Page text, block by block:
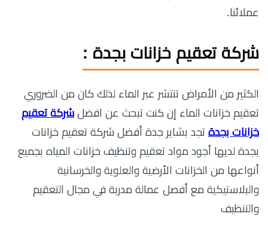
عملائنا.
شركة تعقيم خزانات بجدة :
الكثير من الأمراض تنتشر عبر الماء لذلك كان من الضروري
تعقيم خزانات الماء إن كنت تبحث عن افضل شركة تعقيم
خزانات بجدة تجد بشاير جدة أفضل شركة تعقيم خزانات
بجدة لديها أجود مواد تعقيم وتنظيف خزانات المياه بجميع
أنواعها من الخزانات الأرضية والعلوية والخرسانية
والبلاستيكية مع أفصل عمالة مدربة في مجال التعقيم
والتنظيف